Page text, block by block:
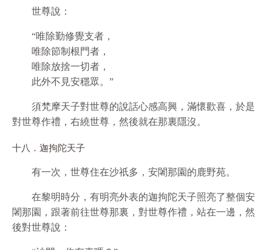
世尊說：
“唯除勤修覺支者，
唯除節制根門者，
唯除放捨一切者，
此外不見安穩眾。”
須梵摩天子對世尊的說話心感高興，滿懷歡喜，於是
對世尊作禮，右繞世尊，然後就在那裏隱沒。
十八．迦拘陀天子
有一次，世尊住在沙祇多，安闍那園的鹿野苑。
在黎明時分，有明亮外表的迦拘陀天子照亮了整個安
闍那園，跟著前往世尊那裏，對世尊作禮，站在一邊，然
後對世尊說：